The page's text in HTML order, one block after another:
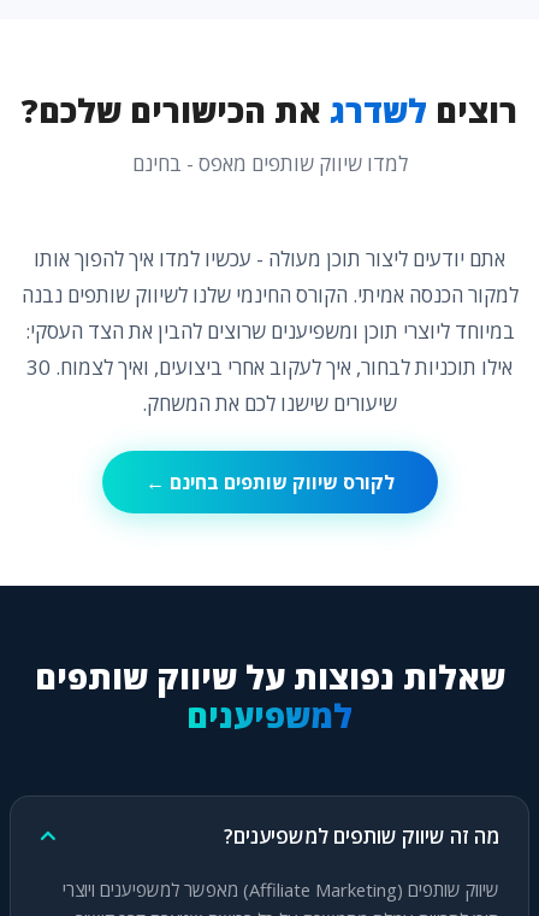
רוצים לשדרג את הכישורים שלכם?
למדו שיווק שותפים מאפס - בחינם
אתם יודעים ליצור תוכן מעולה - עכשיו למדו איך להפוך אותו
למקור הכנסה אמיתי. הקורס החינמי שלנו לשיווק שותפים נבנה
במיוחד ליוצרי תוכן ומשפיענים שרוצים להבין את הצד העסקי:
אילו תוכניות לבחור, איך לעקוב אחרי ביצועים, ואיך לצמוח. 30
שיעורים שישנו לכם את המשחק.
לקורס שיווק שותפים בחינם ←
שאלות נפוצות על שיווק שותפים
למשפיענים
מה זה שיווק שותפים למשפיענים?
שיווק שותפים (Affiliate Marketing) מאפשר למשפיענים ויוצרי